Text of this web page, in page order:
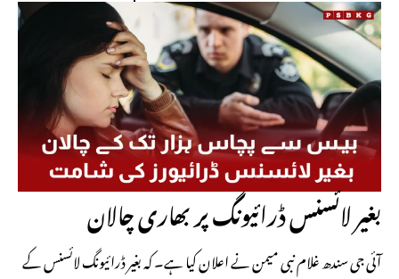
بغیر لائسنس ڈرائیونگ پر بھاری چالان
آئی جی سندھ غلام نبی میمن نے اعلان کیا ہے۔ کہ بغیر ڈرائیونگ لائسنس کے